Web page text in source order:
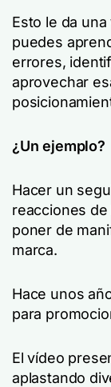
Esto le da una
puedes
errores,
aprovechar
¿Un ejemplo?
Hacer un
reacciones
poner de
marca.
Hace unos
para
El vídeo
aplastando